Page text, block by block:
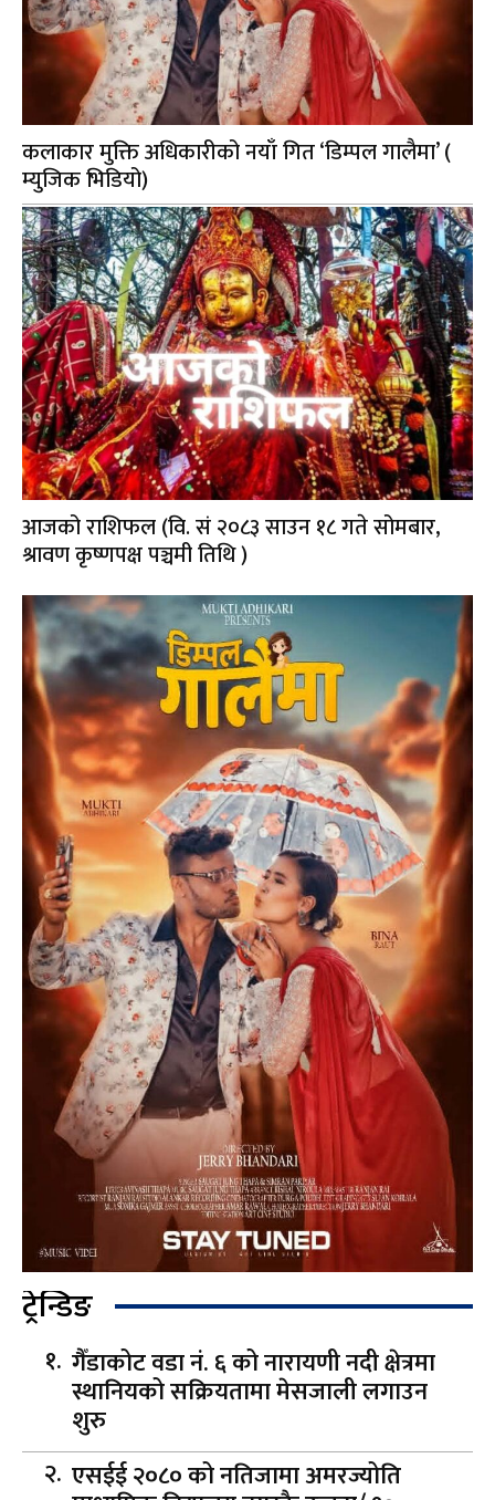
कलाकार मुक्ति अधिकारीको नयाँ गित ‘डिम्पल गालैमा’ (
म्युजिक भिडियो)
आजको राशिफल (वि. सं २०८३ साउन १८ गते सोमबार,
श्रावण कृष्णपक्ष पञ्चमी तिथि )
ट्रेन्डिङ
गैँडाकोट वडा नं. ६ को नारायणी नदी क्षेत्रमा
स्थानियको सक्रियतामा मेसजाली लगाउन
शुरु
एसईई २०८० को नतिजामा अमरज्योति